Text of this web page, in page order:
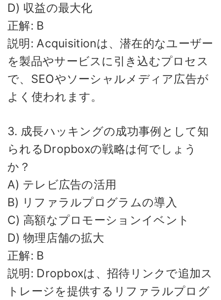
D) 収益の最大化
正解: B
説明: Acquisitionは、潜在的なユーザー
を製品やサービスに引き込むプロセス
で、SEOやソーシャルメディア広告が
よく使われます。
3. 成長ハッキングの成功事例として知
られるDropboxの戦略は何でしょう
か？
A) テレビ広告の活用
B) リファラルプログラムの導入
C) 高額なプロモーションイベント
D) 物理店舗の拡大
正解: B
説明: Dropboxは、招待リンクで追加ス
トレージを提供するリファラルプログ